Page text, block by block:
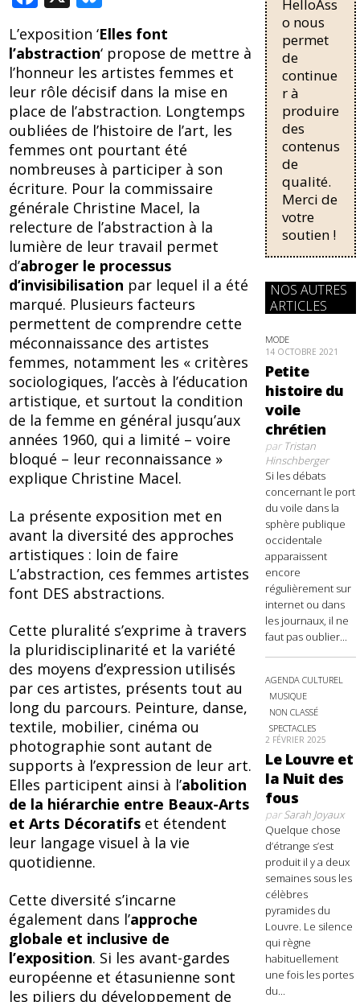
ac
e
b
o
o
k
u
e
sk
y
L’exposition ‘Elles font
l’abstraction‘ propose de mettre à
l’honneur les artistes femmes et
leur rôle décisif dans la mise en
place de l’abstraction. Longtemps
oubliées de l’histoire de l’art, les
femmes ont pourtant été
nombreuses à participer à son
écriture. Pour la commissaire
générale Christine Macel, la
relecture de l’abstraction à la
lumière de leur travail permet
d’abroger le processus
d’invisibilisation par lequel il a été
marqué. Plusieurs facteurs
permettent de comprendre cette
méconnaissance des artistes
femmes, notamment les « critères
sociologiques, l’accès à l’éducation
artistique, et surtout la condition
de la femme en général jusqu’aux
années 1960, qui a limité – voire
bloqué – leur reconnaissance »
explique Christine Macel.
La présente exposition met en
avant la diversité des approches
artistiques : loin de faire
L’abstraction, ces femmes artistes
font DES abstractions.
Cette pluralité s’exprime à travers
la pluridisciplinarité et la variété
des moyens d’expression utilisés
par ces artistes, présents tout au
long du parcours. Peinture, danse,
textile, mobilier, cinéma ou
photographie sont autant de
supports à l’expression de leur art.
Elles participent ainsi à l’abolition
de la hiérarchie entre Beaux-Arts
et Arts Décoratifs et étendent
leur langage visuel à la vie
quotidienne.
Cette diversité s’incarne
également dans l’approche
globale et inclusive de
l’exposition. Si les avant-gardes
européenne et étasunienne sont
les piliers du développement de
pour une
régularisati
on,
passant de
trois...
HelloAss
o nous
permet
de
continue
r à
produire
des
contenus
de
qualité.
Merci de
votre
soutien !
NOS AUTRES
ARTICLES
MODE
14 OCTOBRE 2021
Petite
histoire du
voile
chrétien
parTristan
Hinschberger
Si les débats
concernant le port
du voile dans la
sphère publique
occidentale
apparaissent
encore
régulièrement sur
internet ou dans
les journaux, il ne
faut pas oublier...
AGENDA CULTUREL
MUSIQUE
NON CLASSÉ
SPECTACLES
2 FÉVRIER 2025
Le Louvre et
la Nuit des
fous
parSarah Joyaux
Quelque chose
d’étrange s’est
produit il y a deux
semaines sous les
célèbres
pyramides du
Louvre. Le silence
qui règne
habituellement
une fois les portes
du...